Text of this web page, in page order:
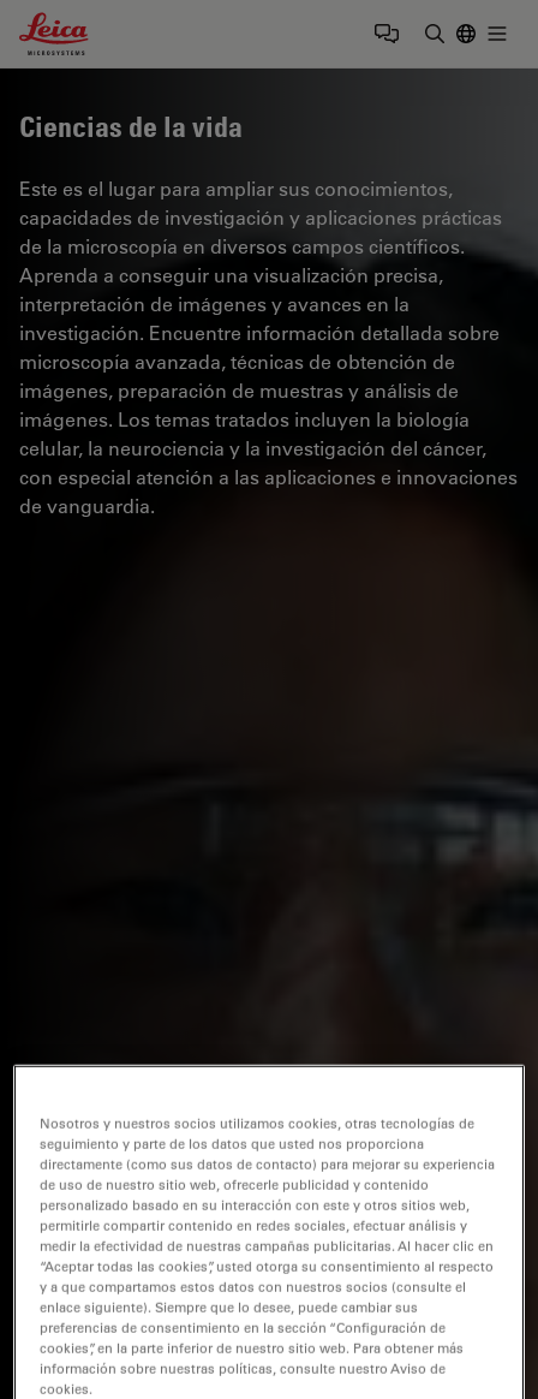
Leica Microsystems Logo
Ciencias de la vida
Este es el lugar para ampliar sus conocimientos,
capacidades de investigación y aplicaciones prácticas
de la microscopía en diversos campos científicos.
Aprenda a conseguir una visualización precisa,
interpretación de imágenes y avances en la
investigación. Encuentre información detallada sobre
microscopía avanzada, técnicas de obtención de
imágenes, preparación de muestras y análisis de
imágenes. Los temas tratados incluyen la biología
celular, la neurociencia y la investigación del cáncer,
con especial atención a las aplicaciones e innovaciones
de vanguardia.
Nosotros y nuestros socios utilizamos cookies, otras tecnologías de
seguimiento y parte de los datos que usted nos proporciona
directamente (como sus datos de contacto) para mejorar su experiencia
de uso de nuestro sitio web, ofrecerle publicidad y contenido
personalizado basado en su interacción con este y otros sitios web,
permitirle compartir contenido en redes sociales, efectuar análisis y
medir la efectividad de nuestras campañas publicitarias. Al hacer clic en
“Aceptar todas las cookies”, usted otorga su consentimiento al respecto
y a que compartamos estos datos con nuestros socios (consulte el
enlace siguiente). Siempre que lo desee, puede cambiar sus
preferencias de consentimiento en la sección “Configuración de
cookies”, en la parte inferior de nuestro sitio web. Para obtener más
información sobre nuestras políticas, consulte nuestro Aviso de
cookies.